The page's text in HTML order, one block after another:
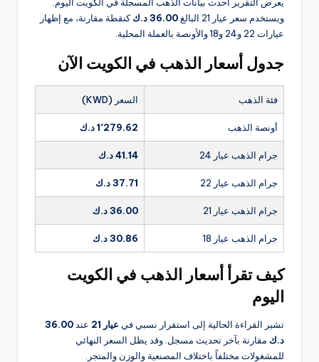
ويستخدم سعر عيار 21 البالغ
36.00 د.ك
كنقطة مقارنة، مع إظهار
عيارات 22 و24 و18 والأونصة بالعملة المحلية.
جدول أسعار الذهب في الكويت الآن
فئة الذهب السعر (KWD)
أونصة الذهب 1٬279.62 د.ك
جرام الذهب عيار 24 41.14 د.ك
جرام الذهب عيار 22 37.71 د.ك
جرام الذهب عيار 21 36.00 د.ك
جرام الذهب عيار 18 30.86 د.ك
كيف تقرأ أسعار الذهب في الكويت
اليوم
تشير القراءة الحالية إلى استقرار نسبي في عيار 21 عند 36.00
د.ك مقارنة بآخر تحديث مسجل. وقد يظل السعر النهائي
للمشغولات مختلفاً باختلاف المصنعية والوزن والمتجر.